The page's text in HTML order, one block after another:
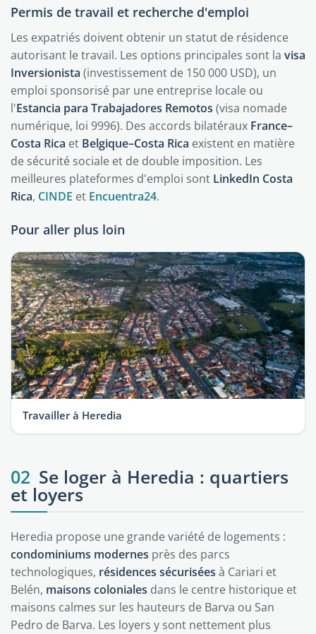
Permis de travail et recherche d'emploi
Les expatriés doivent obtenir un statut de résidence
autorisant le travail. Les options principales sont la visa
Inversionista (investissement de 150 000 USD), un
emploi sponsorisé par une entreprise locale ou
l'Estancia para Trabajadores Remotos (visa nomade
numérique, loi 9996). Des accords bilatéraux France–
Costa Rica et Belgique–Costa Rica existent en matière
de sécurité sociale et de double imposition. Les
meilleures plateformes d'emploi sont LinkedIn Costa
Rica, CINDE et Encuentra24.
Pour aller plus loin
Travailler à Heredia
02 Se loger à Heredia : quartiers
et loyers
Heredia propose une grande variété de logements :
condominiums modernes près des parcs
technologiques, résidences sécurisées à Cariari et
Belén, maisons coloniales dans le centre historique et
maisons calmes sur les hauteurs de Barva ou San
Pedro de Barva. Les loyers y sont nettement plus